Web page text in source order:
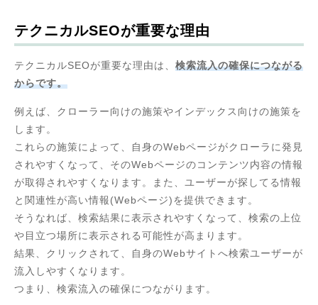
テクニカルSEOが重要な理由
テクニカルSEOが重要な理由は、 検索流入の確保につながる
からです。
例えば、クローラー向けの施策やインデックス向けの施策を
します。
これらの施策によって、自身のWebページがクローラに発見
されやすくなって、そのWebページのコンテンツ内容の情報
が取得されやすくなります。また、ユーザーが探してる情報
と関連性が高い情報(Webページ)を提供できます。
そうなれば、検索結果に表示されやすくなって、検索の上位
や目立つ場所に表示される可能性が高まります。
結果、クリックされて、自身のWebサイトへ検索ユーザーが
流入しやすくなります。
つまり、検索流入の確保につながります。